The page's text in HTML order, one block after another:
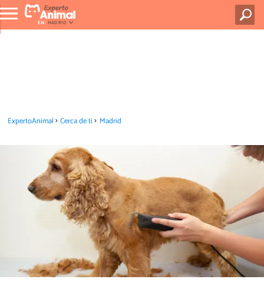
EN: MADRID
ExpertoAnimal Cerca de ti Madrid